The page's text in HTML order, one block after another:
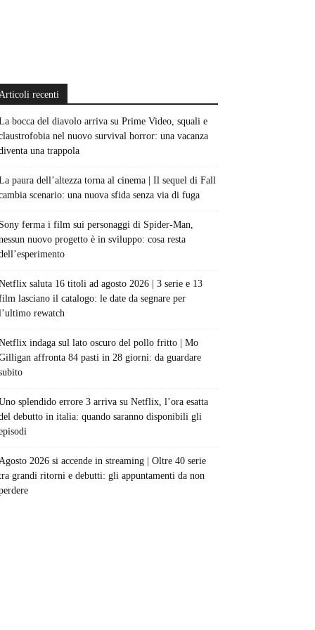
recenti
bocca del diavolo arriva su Prime Video, squali e
nel nuovo survival horror: una vacanza
una trappola
paura dell’altezza torna al cinema | Il sequel di Fall
scenario: una nuova sfida senza via di fuga
Sony ferma i film sui personaggi di Spider-Man,
nuovo progetto è in sviluppo: cosa resta
saluta 16 titoli ad agosto 2026 | 3 serie e 13
lasciano il catalogo: le date da segnare per
rewatch
indaga sul lato oscuro del pollo fritto | Mo
affronta 84 pasti in 28 giorni: da guardare
splendido errore 3 arriva su Netflix, l’ora esatta
debutto in italia: quando saranno disponibili gli
2026 si accende in streaming | Oltre 40 serie
grandi ritorni e debutti: gli appuntamenti da non